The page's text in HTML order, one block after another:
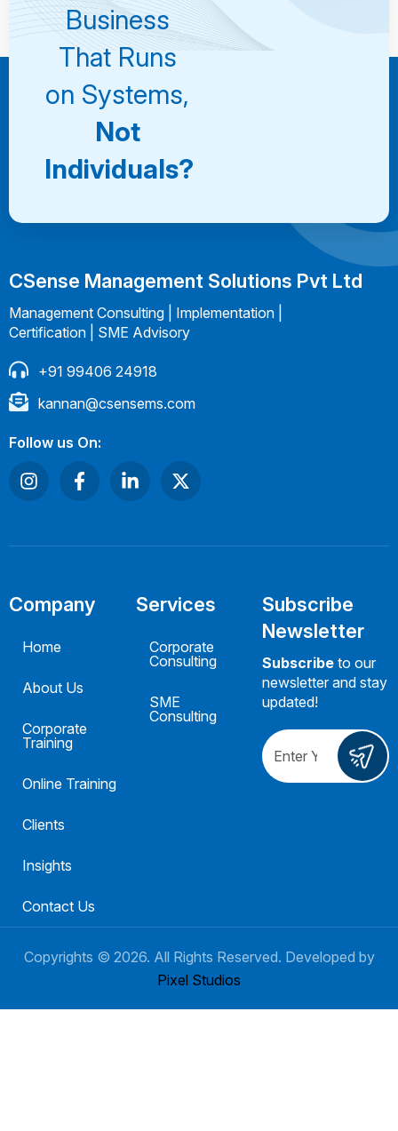
Business
That Runs
on Systems,
Not
Individuals?
CSense Management Solutions Pvt Ltd
Management Consulting | Implementation |
Certification | SME Advisory
+91 99406 24918
kannan@csensems.com
Follow us On:
Company
Home
About Us
Corporate
Training
Online Training
Clients
Insights
Contact Us
Services
Corporate
Consulting
SME
Consulting
Subscribe
Newsletter
Subscribe to our
newsletter and stay
updated!
Copyrights © 2026. All Rights Reserved. Developed by
Pixel Studios